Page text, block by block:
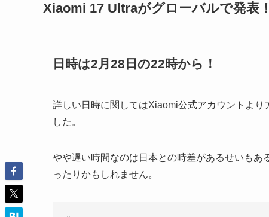
Xiaomi 17 Ultraがグローバルで発表！
日時は2月28日の22時から！
詳しい日時に関してはXiaomi公式アカウントよ
した。
やや遅い時間なのは日本との時差があるせいも
ったりかもしれません。